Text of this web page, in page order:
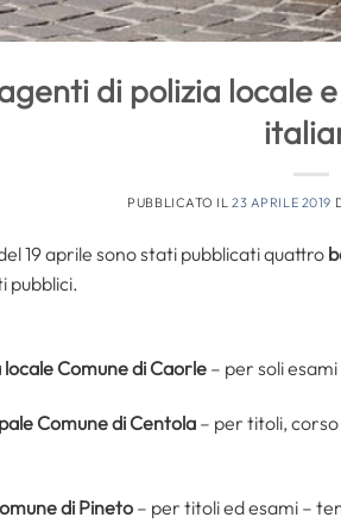
di polizia locale
PUBBLICATO IL23 APRILE 2019
19 aprile sono stati pubblicati quattro
pubblici.
Comune di Caorle– per soli
Comune di Centola– per titoli,
di Pineto– per titoli ed esami –